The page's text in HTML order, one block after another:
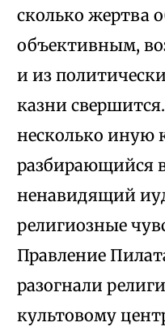
сколько жертва
объективным,
и из
казни
несколько иную
разбирающийся
ненавидящий
религиозные
Правление
разогнали
культовому